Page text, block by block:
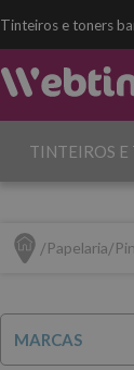
Tinteiros e toners
TINTEIROS E
Papelaria
MARCAS